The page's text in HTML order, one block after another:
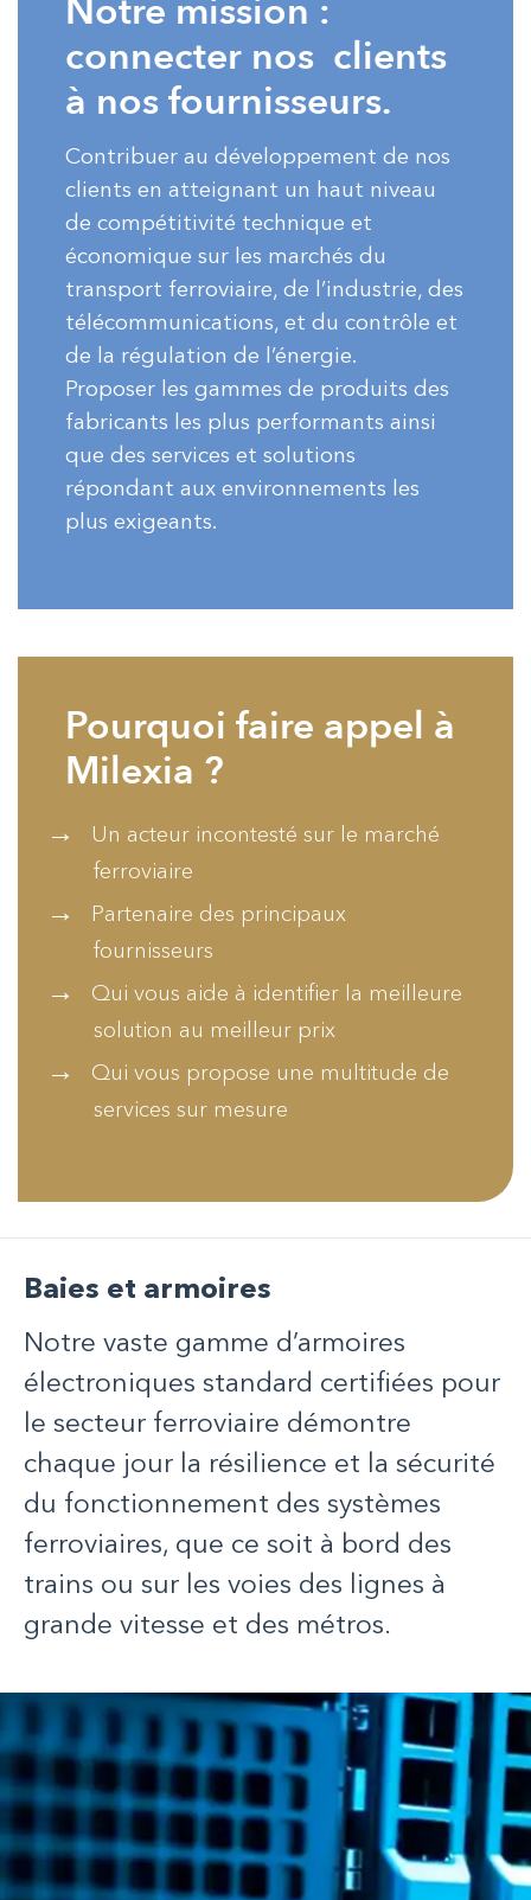
Notre mission :
connecter nos clients
à nos fournisseurs.
Contribuer au développement de nos
clients en atteignant un haut niveau
de compétitivité technique et
économique sur les marchés du
transport ferroviaire, de l’industrie, des
télécommunications, et du contrôle et
de la régulation de l’énergie.
Proposer les gammes de produits des
fabricants les plus performants ainsi
que des services et solutions
répondant aux environnements les
plus exigeants.
Pourquoi faire appel à
Milexia ?
Un acteur incontesté sur le marché
ferroviaire
Partenaire des principaux
fournisseurs
Qui vous aide à identifier la meilleure
solution au meilleur prix
Qui vous propose une multitude de
services sur mesure
Baies et armoires
Notre vaste gamme d’armoires
électroniques standard certifiées pour
le secteur ferroviaire démontre
chaque jour la résilience et la sécurité
du fonctionnement des systèmes
ferroviaires, que ce soit à bord des
trains ou sur les voies des lignes à
grande vitesse et des métros.